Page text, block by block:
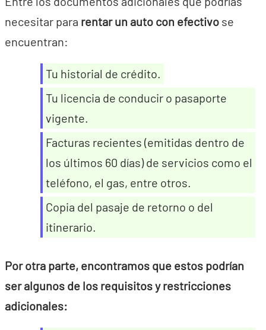
necesitar para rentar un auto con efectivo se
encuentran:
Tu historial de crédito.
Tu licencia de conducir o pasaporte
vigente.
Facturas recientes (emitidas dentro de
los últimos 60 días) de servicios como el
teléfono, el gas, entre otros.
Copia del pasaje de retorno o del
itinerario.
Por otra parte, encontramos que estos podrían
ser algunos de los requisitos y restricciones
adicionales: